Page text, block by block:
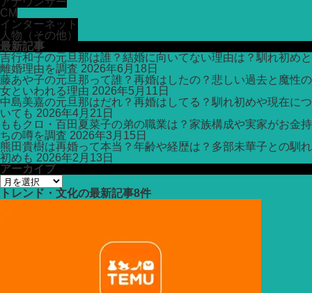
CM
インターネット
人物（その他）
最新記事
吉行和子の元旦那は誰？結婚に向いてない理由は？馴れ初めと
離婚理由を調査 2026年6月18日
藤あや子の元旦那って誰？再婚はしたの？悲しい過去と魔性の
女といわれる理由 2026年5月11日
中島美嘉の元旦那はだれ？再婚はしてる？馴れ初めや現在につ
いても 2026年4月21日
ももクロ・百田夏菜子の弟の職業は？家族構成や実家がお金持
ちの噂を調査 2026年3月15日
熊田貴樹は再婚って本当？年齢や経歴は？多部未華子との馴れ
初めも 2026年2月13日
アーカイブ
ア
ー
カ
トレンド・文化の最新記事8件